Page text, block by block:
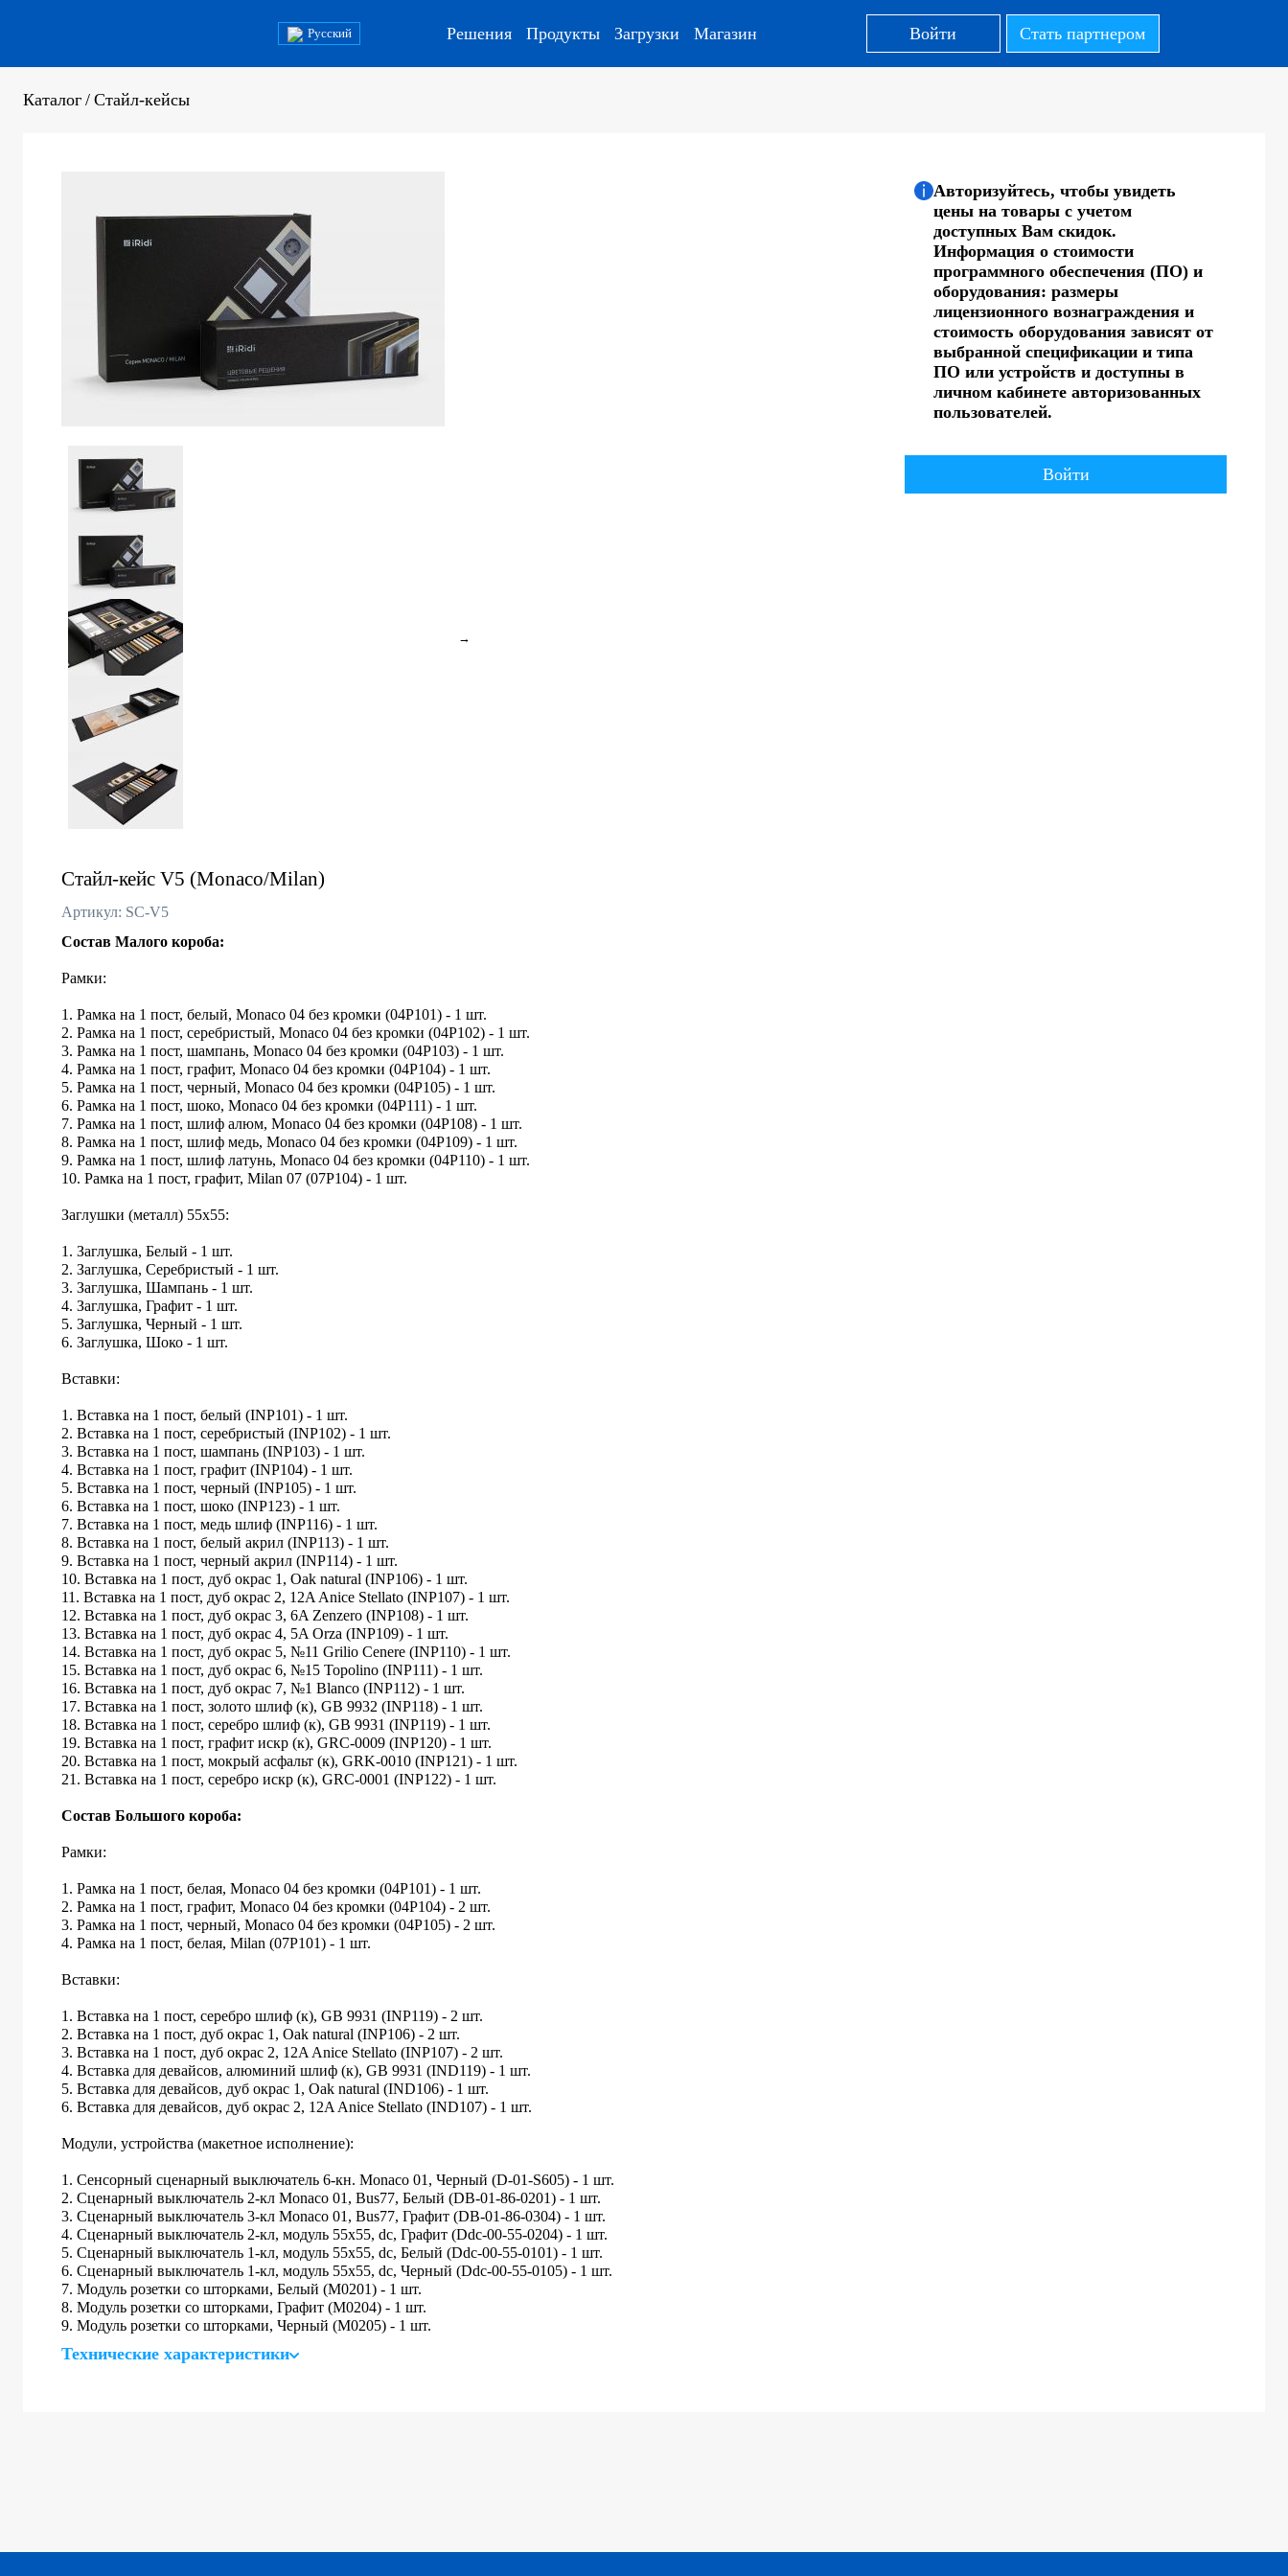
Русский Решения Продукты Загрузки Магазин Войти Стать партнером
Каталог / Стайл-кейсы
→
Стайл-кейс V5 (Monaco/Milan)
Артикул: SC-V5
Состав Малого короба:
Рамки:
1. Рамка на 1 пост, белый, Monaco 04 без кромки (04P101) - 1 шт.
2. Рамка на 1 пост, серебристый, Monaco 04 без кромки (04P102) - 1 шт.
3. Рамка на 1 пост, шампань, Monaco 04 без кромки (04P103) - 1 шт.
4. Рамка на 1 пост, графит, Monaco 04 без кромки (04P104) - 1 шт.
5. Рамка на 1 пост, черный, Monaco 04 без кромки (04P105) - 1 шт.
6. Рамка на 1 пост, шоко, Monaco 04 без кромки (04P111) - 1 шт.
7. Рамка на 1 пост, шлиф алюм, Monaco 04 без кромки (04P108) - 1 шт.
8. Рамка на 1 пост, шлиф медь, Monaco 04 без кромки (04P109) - 1 шт.
9. Рамка на 1 пост, шлиф латунь, Monaco 04 без кромки (04P110) - 1 шт.
10. Рамка на 1 пост, графит, Milan 07 (07P104) - 1 шт.
Заглушки (металл) 55х55:
1. Заглушка, Белый - 1 шт.
2. Заглушка, Серебристый - 1 шт.
3. Заглушка, Шампань - 1 шт.
4. Заглушка, Графит - 1 шт.
5. Заглушка, Черный - 1 шт.
6. Заглушка, Шоко - 1 шт.
Вставки:
1. Вставка на 1 пост, белый (INP101) - 1 шт.
2. Вставка на 1 пост, серебристый (INP102) - 1 шт.
3. Вставка на 1 пост, шампань (INP103) - 1 шт.
4. Вставка на 1 пост, графит (INP104) - 1 шт.
5. Вставка на 1 пост, черный (INP105) - 1 шт.
6. Вставка на 1 пост, шоко (INP123) - 1 шт.
7. Вставка на 1 пост, медь шлиф (INP116) - 1 шт.
8. Вставка на 1 пост, белый акрил (INP113) - 1 шт.
9. Вставка на 1 пост, черный акрил (INP114) - 1 шт.
10. Вставка на 1 пост, дуб окрас 1, Oak natural (INP106) - 1 шт.
11. Вставка на 1 пост, дуб окрас 2, 12A Anice Stellato (INP107) - 1 шт.
12. Вставка на 1 пост, дуб окрас 3, 6A Zenzero (INP108) - 1 шт.
13. Вставка на 1 пост, дуб окрас 4, 5A Orza (INP109) - 1 шт.
14. Вставка на 1 пост, дуб окрас 5, №11 Grilio Cenere (INP110) - 1 шт.
15. Вставка на 1 пост, дуб окрас 6, №15 Topolino (INP111) - 1 шт.
16. Вставка на 1 пост, дуб окрас 7, №1 Blanco (INP112) - 1 шт.
17. Вставка на 1 пост, золото шлиф (к), GB 9932 (INP118) - 1 шт.
18. Вставка на 1 пост, серебро шлиф (к), GB 9931 (INP119) - 1 шт.
19. Вставка на 1 пост, графит искр (к), GRC-0009 (INP120) - 1 шт.
20. Вставка на 1 пост, мокрый асфальт (к), GRK-0010 (INP121) - 1 шт.
21. Вставка на 1 пост, серебро искр (к), GRC-0001 (INP122) - 1 шт.
Состав Большого короба:
Рамки:
1. Рамка на 1 пост, белая, Monaco 04 без кромки (04P101) - 1 шт.
2. Рамка на 1 пост, графит, Monaco 04 без кромки (04P104) - 2 шт.
3. Рамка на 1 пост, черный, Monaco 04 без кромки (04P105) - 2 шт.
4. Рамка на 1 пост, белая, Milan (07P101) - 1 шт.
Вставки:
1. Вставка на 1 пост, серебро шлиф (к), GB 9931 (INP119) - 2 шт.
2. Вставка на 1 пост, дуб окрас 1, Oak natural (INP106) - 2 шт.
3. Вставка на 1 пост, дуб окрас 2, 12A Anice Stellato (INP107) - 2 шт.
4. Вставка для девайсов, алюминий шлиф (к), GB 9931 (IND119) - 1 шт.
5. Вставка для девайсов, дуб окрас 1, Oak natural (IND106) - 1 шт.
6. Вставка для девайсов, дуб окрас 2, 12A Anice Stellato (IND107) - 1 шт.
Модули, устройства (макетное исполнение):
1. Сенсорный сценарный выключатель 6-кн. Monaco 01, Черный (D-01-S605) - 1 шт.
2. Сценарный выключатель 2-кл Monaco 01, Bus77, Белый (DB-01-86-0201) - 1 шт.
3. Сценарный выключатель 3-кл Monaco 01, Bus77, Графит (DB-01-86-0304) - 1 шт.
4. Сценарный выключатель 2-кл, модуль 55х55, dc, Графит (Ddc-00-55-0204) - 1 шт.
5. Сценарный выключатель 1-кл, модуль 55х55, dc, Белый (Ddc-00-55-0101) - 1 шт.
6. Сценарный выключатель 1-кл, модуль 55х55, dc, Черный (Ddc-00-55-0105) - 1 шт.
7. Модуль розетки со шторками, Белый (M0201) - 1 шт.
8. Модуль розетки со шторками, Графит (M0204) - 1 шт.
9. Модуль розетки со шторками, Черный (M0205) - 1 шт.
Технические характеристики
Авторизуйтесь, чтобы увидеть
цены на товары с учетом
доступных Вам скидок.
Информация о стоимости
программного обеспечения (ПО) и
оборудования: размеры
лицензионного вознаграждения и
стоимость оборудования зависят от
выбранной спецификации и типа
ПО или устройств и доступны в
личном кабинете авторизованных
пользователей.
Войти